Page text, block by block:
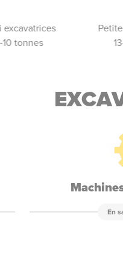
excavatrices
10 tonnes
En